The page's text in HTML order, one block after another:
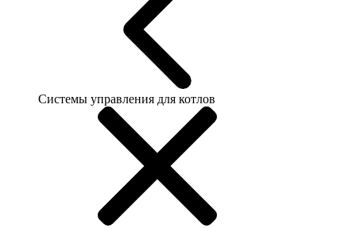
Системы управления для котлов